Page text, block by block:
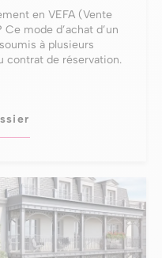
en VEFA (Vente
mode d’achat d’un
à plusieurs
contrat de réservation.